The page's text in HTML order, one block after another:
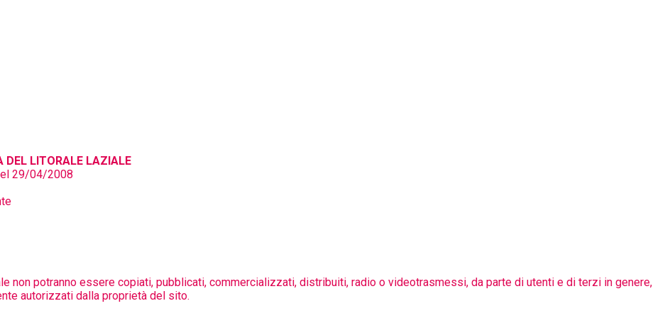
DEL LITORALE LAZIALE
29/04/2008
non potranno essere copiati, pubblicati, commercializzati, distribuiti, radio o videotrasmessi, da parte di utenti e di terzi in genere,
autorizzati dalla proprietà del sito.